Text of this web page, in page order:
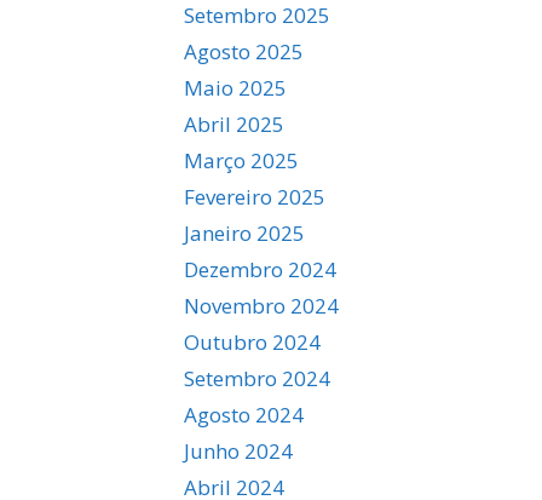
Setembro 2025
Agosto 2025
Maio 2025
Abril 2025
Março 2025
Fevereiro 2025
Janeiro 2025
Dezembro 2024
Novembro 2024
Outubro 2024
Setembro 2024
Agosto 2024
Junho 2024
Abril 2024